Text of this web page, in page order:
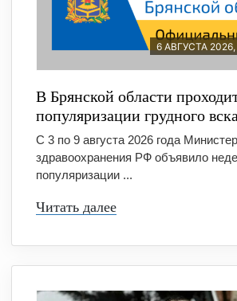
6 АВГУСТА 2026,
В Брянской области
популяризации грудного
С 3 по 9 августа 2026 года
здравоохранения РФ объявило
популяризации ...
Читать далее